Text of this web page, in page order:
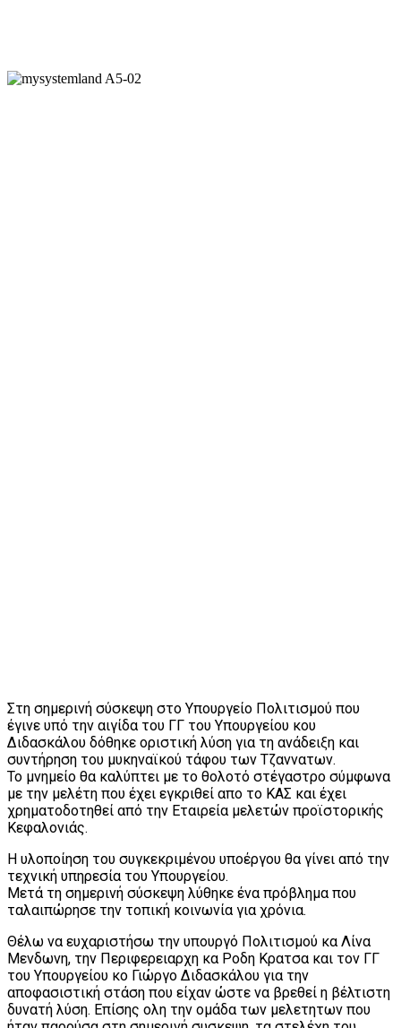
Στη σημερινή σύσκεψη στο Υπουργείο Πολιτισμού που
έγινε υπό την αιγίδα του ΓΓ του Υπουργείου κου
Διδασκάλου δόθηκε οριστική λύση για τη ανάδειξη και
συντήρηση του μυκηναϊκού τάφου των Τζαννατων.
Το μνημείο θα καλύπτει με το θολοτό στέγαστρο σύμφωνα
με την μελέτη που έχει εγκριθεί απο το ΚΑΣ και έχει
χρηματοδοτηθεί από την Εταιρεία μελετών προϊστορικής
Κεφαλονιάς.
Η υλοποίηση του συγκεκριμένου υποέργου θα γίνει από την
τεχνική υπηρεσία του Υπουργείου.
Μετά τη σημερινή σύσκεψη λύθηκε ένα πρόβλημα που
ταλαιπώρησε την τοπική κοινωνία για χρόνια.
Θέλω να ευχαριστήσω την υπουργό Πολιτισμού κα Λίνα
Μενδωνη, την Περιφερειαρχη κα Ροδη Κρατσα και τον ΓΓ
του Υπουργείου κο Γιώργο Διδασκάλου για την
αποφασιστική στάση που είχαν ώστε να βρεθεί η βέλτιστη
δυνατή λύση. Επίσης ολη την ομάδα των μελετητων που